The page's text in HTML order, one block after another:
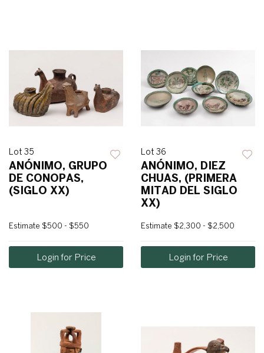
Lot 35
ANÓNIMO, GRUPO
DE CONOPAS,
(SIGLO XX)
Estimate $500 - $550
Login for Price
Lot 36
ANÓNIMO, DIEZ
CHUAS, (PRIMERA
MITAD DEL SIGLO
XX)
Estimate $2,300 - $2,500
Login for Price